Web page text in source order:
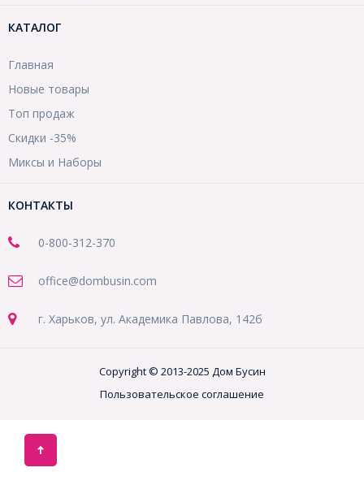
КАТАЛОГ
Главная
Новые товары
Топ продаж
Скидки -35%
Миксы и Наборы
КОНТАКТЫ
0-800-312-370
office@dombusin.com
г. Харьков, ул. Академика Павлова, 142б
Copyright © 2013-2025 Дом Бусин
Пользовательское соглашение